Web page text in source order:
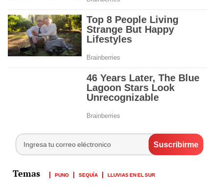
PUNO SEQUÍA LLUVIAS EN EL SUR